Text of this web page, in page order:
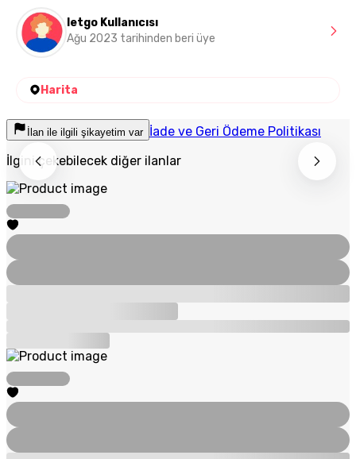
letgo Kullanıcısı
Ağu 2023 tarihinden beri üye
Harita
İlan ile ilgili şikayetim var İade ve Geri Ödeme Politikası
İlgini çekebilecek diğer ilanlar